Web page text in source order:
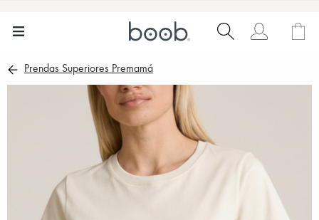
Prendas Superiores Premamá